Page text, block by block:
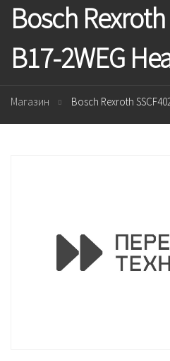
Bosch
B17-2WEG
Магазин Bosch Rexroth